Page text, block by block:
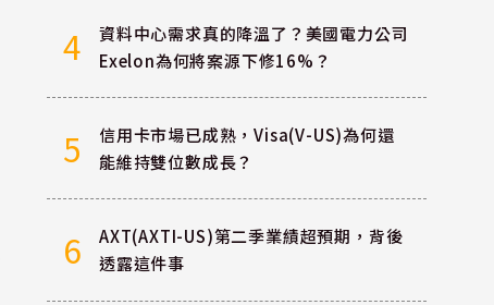
4
資料中心需求真的降溫了？美國電力公司
Exelon為何將案源下修16%？
5
信用卡市場已成熟，Visa(V-US)為何還
能維持雙位數成長？
6
AXT(AXTI-US)第二季業績超預期，背後
透露這件事